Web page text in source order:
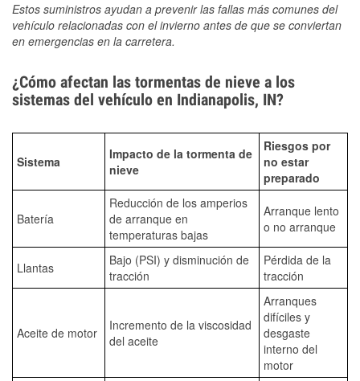
Estos suministros ayudan a prevenir las fallas más comunes del
vehículo relacionadas con el invierno antes de que se conviertan
en emergencias en la carretera.
¿Cómo afectan las tormentas de nieve a los
sistemas del vehículo en Indianapolis, IN?
Sistema
Impacto de la tormenta de
nieve
Riesgos por
no estar
preparado
Batería
Reducción de los amperios
de arranque en
temperaturas bajas
Arranque lento
o no arranque
Llantas
Bajo (PSI) y disminución de
tracción
Pérdida de la
tracción
Aceite de motor
Incremento de la viscosidad
del aceite
Arranques
difíciles y
desgaste
interno del
motor